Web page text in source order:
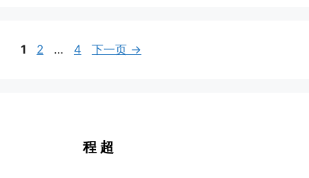
页
1
页
2 …
页
4 下一页 →
程 超